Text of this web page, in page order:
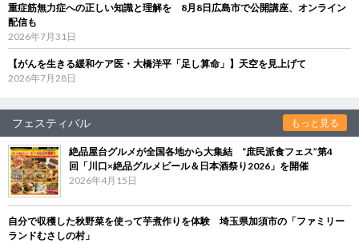
重症筋無力症への正しい知識と理解を 8月8日広島市で公開講座、オンライン
配信も
2026年7月31日
【がんを生きる緩和ケア医・大橋洋平「足し算命」】天空を見上げて
2026年7月28日
フェスティバル もっと見る
絶品屋台グルメが全国各地から大集結 “庶民派食フェス”第4
回「川口×絶品グルメビール＆日本酒祭り2026」を開催
2026年4月15日
自分で収穫した秋野菜を使って芋煮作りを体験 埼玉県加須市の「ファミリー
ランドむさしの村」